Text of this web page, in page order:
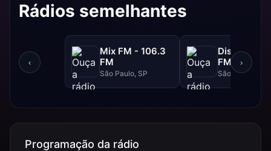
Rádios semelhantes
‹
Mix FM - 106.3
FM
São Paulo, SP
Disney -
FM
São Paulo, SP
›
Programação da rádio